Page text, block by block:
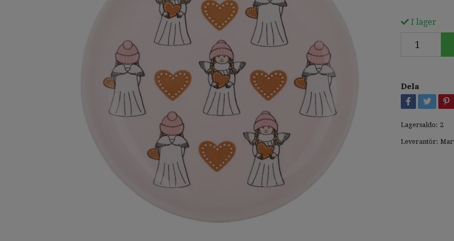
I lager
Dela
Lagersaldo: 2
Leverantör: